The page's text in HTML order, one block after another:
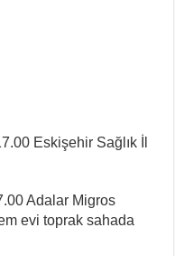
Eskişehir Sağlık İl
Adalar Migros
evi toprak sahada